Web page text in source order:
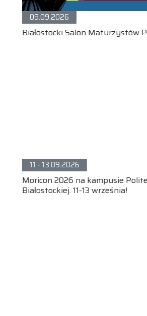
09.09.2026
Białostocki Salon Maturzystów
11 - 13.09.2026
Moricon 2026 na kampusie
Białostockiej. 11-13 września!